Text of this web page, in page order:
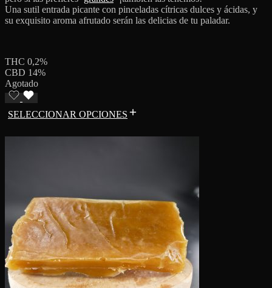
Una sutil entrada picante con pinceladas cítricas dulces y ácidas, y
su exquisito aroma afrutado serán las delicias de tu paladar.
THC 0,2%
CBD 14%
Agotado
SELECCIONAR OPCIONES